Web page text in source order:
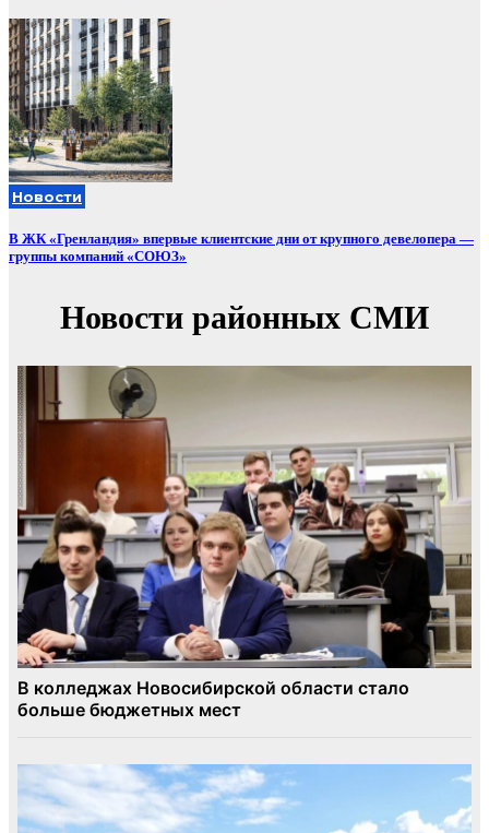
Новости
В ЖК «Гренландия» впервые клиентские дни от крупного девелопера —
группы компаний «СОЮЗ»